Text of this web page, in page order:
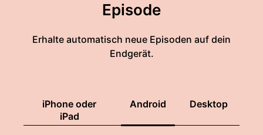
Episode
Erhalte automatisch neue Episoden auf dein
Endgerät.
iPhone oder
iPad
Android Desktop